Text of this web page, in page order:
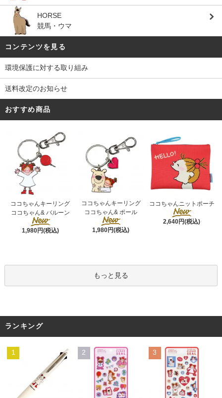
HORSE
競馬・ウマ
コンテンツを見る
環境保護に対する取り組み
送料改定のお知らせ
おすすめ商品
ココちゃんキーリング
ココちゃん& バルーン
1,980円(税込)
ココちゃんキーリング
ココちゃん& ポール
1,980円(税込)
ココちゃんニットポーチ
2,640円(税込)
もっと見る
ランキング
1 2 3